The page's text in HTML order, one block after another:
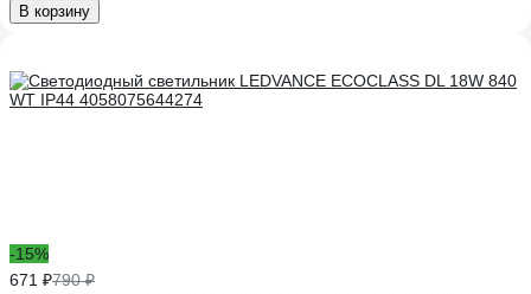
В корзину
-15%
671 ₽790 ₽